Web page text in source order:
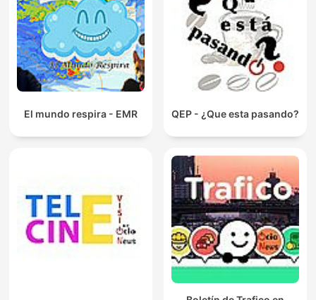
El mundo respira - EMR QEP - ¿Que esta pasando?